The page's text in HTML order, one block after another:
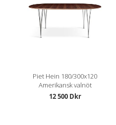
Piet Hein 180/300x120
Amerikansk valnöt
12 500 Dkr